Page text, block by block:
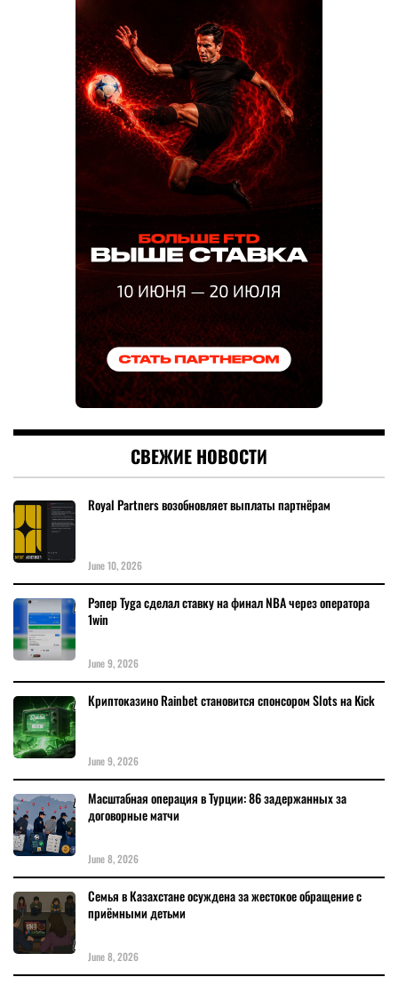
СВЕЖИЕ НОВОСТИ
Royal Partners возобновляет выплаты партнёрам
June 10, 2026
Рэпер Tyga сделал ставку на финал NBA через оператора
1win
June 9, 2026
Криптоказино Rainbet становится спонсором Slots на Kick
June 9, 2026
Масштабная операция в Турции: 86 задержанных за
договорные матчи
June 8, 2026
Семья в Казахстане осуждена за жестокое обращение с
приёмными детьми
June 8, 2026